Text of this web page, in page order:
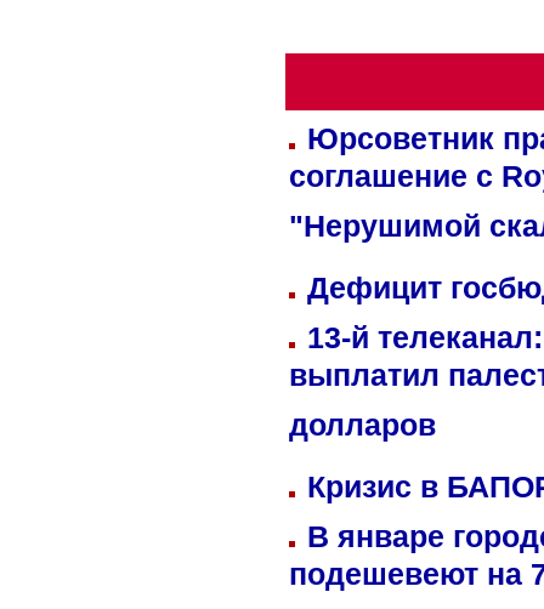
Юрсоветник
соглашение с
"Нерушимой
Дефицит
13-й
выплатил
долларов
Кризис в
В январе
подешевеют на